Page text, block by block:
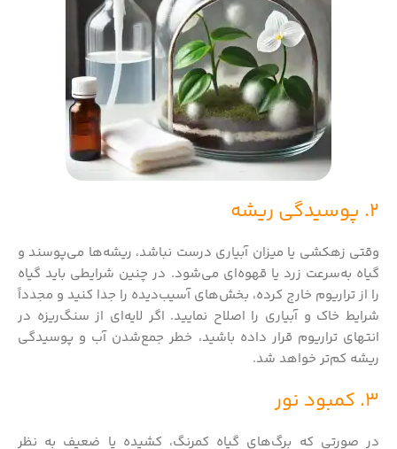
2. پوسیدگی ریشه
وقتی زهکشی یا میزان آبیاری درست نباشد، ریشه‌ها می‌پوسند و
گیاه به‌سرعت زرد یا قهوه‌ای می‌شود. در چنین شرایطی باید گیاه
را از تراریوم خارج کرده، بخش‌های آسیب‌دیده را جدا کنید و مجدداً
شرایط خاک و آبیاری را اصلاح نمایید. اگر لایه‌ای از سنگ‌ریزه در
انتهای تراریوم قرار داده باشید، خطر جمع‌شدن آب و پوسیدگی
ریشه کم‌تر خواهد شد.
3. کمبود نور
در صورتی که برگ‌های گیاه کمرنگ، کشیده یا ضعیف به نظر